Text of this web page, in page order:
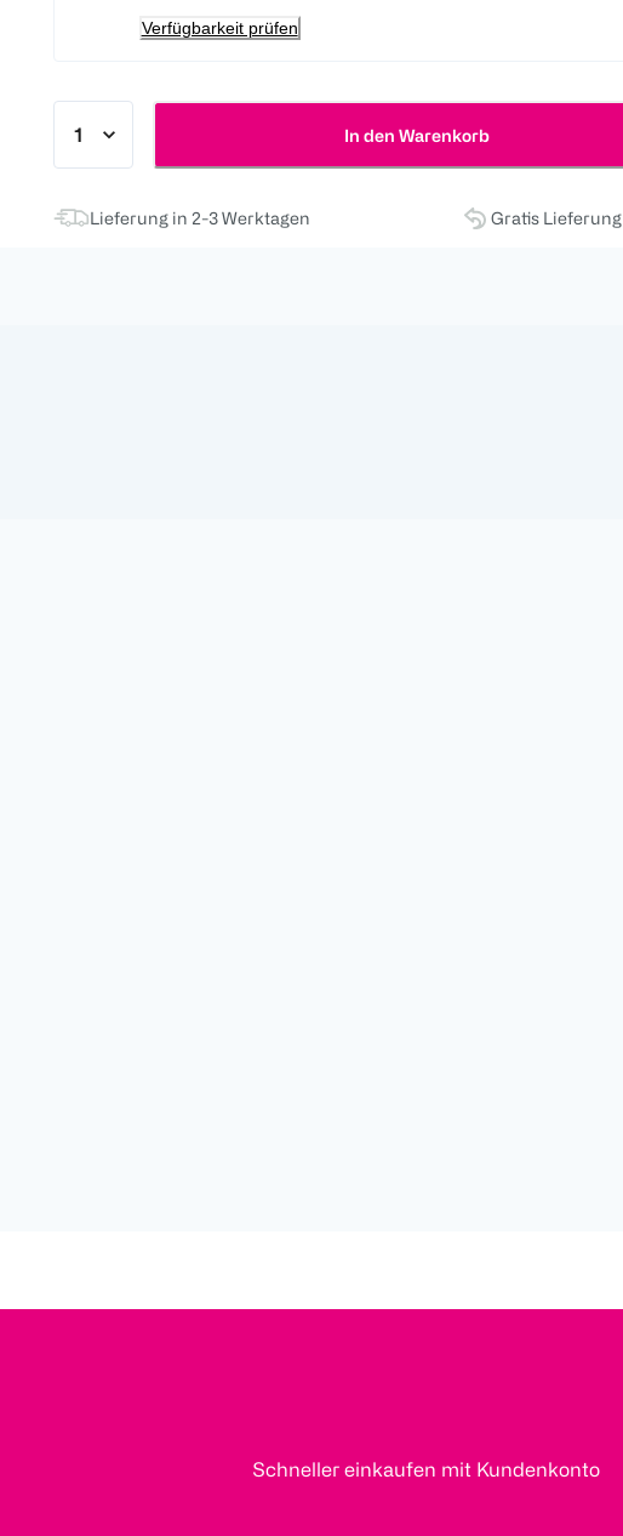
Verfügbarkeit prüfen
In den Warenkorb
Lieferung in 2-3 Werktagen Gratis
Schneller einkaufen mit Kundenkonto